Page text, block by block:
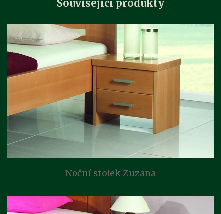
Související produkty
Noční stolek Zuzana